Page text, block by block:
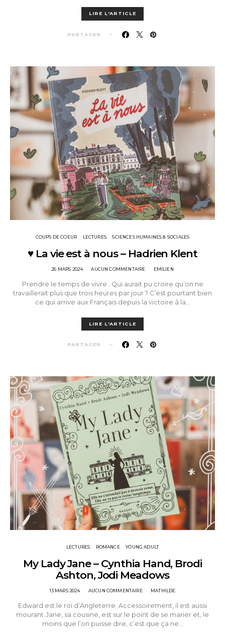
LIRE L'ARTICLE
PARTAGER
COUPS DE COEUR LECTURES SCIENCES HUMAINES & SOCIALES
♥ La vie est à nous – Hadrien Klent
POSTED
26 MARS 2024 AUCUN COMMENTAIRE EMILIEN
Prendre le temps de vivre…Qui aurait pu croire qu’on ne
travaillerait plus que trois heures par jour ? C’est pourtant bien
ce qui arrive aux Français depuis la victoire à la…
LIRE L'ARTICLE
PARTAGER
LECTURES ROMANCE YOUNG ADULT
My Lady Jane – Cynthia Hand, Brodi
Ashton, Jodi Meadows
POSTED
13 MARS 2024 AUCUN COMMENTAIRE MATHILDE
Edward est le roi d’Angleterre. Accessoirement, il est aussi
mourant.Jane, sa cousine, est sur le point de se marier et, le
moins que l’on puisse dire, c’est que ça ne…